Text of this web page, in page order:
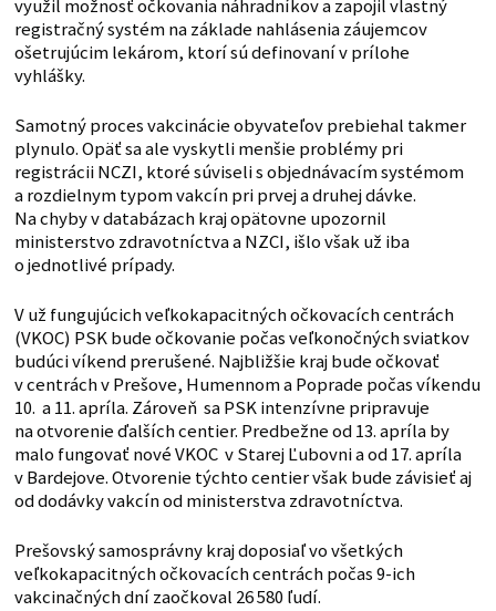
využil možnosť očkovania náhradníkov a zapojil vlastný
registračný systém na základe nahlásenia záujemcov
ošetrujúcim lekárom, ktorí sú definovaní v prílohe
vyhlášky.
Samotný proces vakcinácie obyvateľov prebiehal takmer
plynulo. Opäť sa ale vyskytli menšie problémy pri
registrácii NCZI, ktoré súviseli s objednávacím systémom
a rozdielnym typom vakcín pri prvej a druhej dávke.
Na chyby v databázach kraj opätovne upozornil
ministerstvo zdravotníctva a NZCI, išlo však už iba
o jednotlivé prípady.
V už fungujúcich veľkokapacitných očkovacích centrách
(VKOC) PSK bude očkovanie počas veľkonočných sviatkov
budúci víkend prerušené. Najbližšie kraj bude očkovať
v centrách v Prešove, Humennom a Poprade počas víkendu
10. a 11. apríla. Zároveň sa PSK intenzívne pripravuje
na otvorenie ďalších centier. Predbežne od 13. apríla by
malo fungovať nové VKOC v Starej Ľubovni a od 17. apríla
v Bardejove. Otvorenie týchto centier však bude závisieť aj
od dodávky vakcín od ministerstva zdravotníctva.
Prešovský samosprávny kraj doposiaľ vo všetkých
veľkokapacitných očkovacích centrách počas 9-ich
vakcinačných dní zaočkoval 26 580 ľudí.